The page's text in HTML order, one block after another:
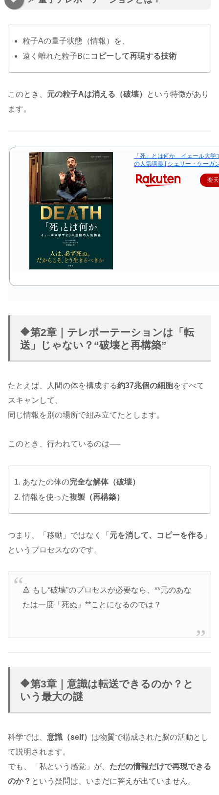
粒子Aの量子状態（情報）を、
遠く離れた粒子Bに コピーして再現する技術
このとき、 元の粒子Aは消える（破壊）
という特徴があり
ます。
「死」とは何か イェール大学
の人気講義 [ シェリー・ケーガ
楽
🔶第2章｜テレポーテーションは「転
送」じゃない？“破壊と再構築”
たとえば、人間の体を構成する約37兆個の細胞をすべて
スキャンして、
同じ情報を別の場所で組み立てたとします。
このとき、行われているのは──
あなたの体の完全な解体（破壊）
情報を使った複製（再構築）
つまり、「移動」ではなく「 元を消して、コピーを作る 」
というプロセスなのです。
🔺 もし“破壊”のプロセスが必要なら、**元のあな
たは一度「死ぬ」**ことになるのでは？
🔶第3章｜意識は転送できるのか？と
いう最大の謎
科学では、 意識（self） は物質で構成された脳の活動とし
て説明されます。
でも、「私という感覚」が、 ただの情報だけで再現できる
のか？ という疑問は、いまだに答えが出ていません。